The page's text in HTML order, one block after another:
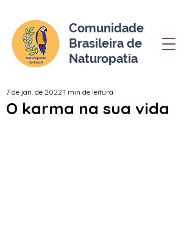
Comunidade
Brasileira de
Naturopatia
O karma na sua vida
7 de jan. de 2022 1 min de leitura